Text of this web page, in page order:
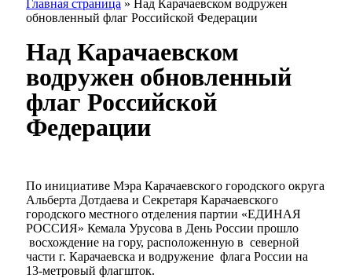
Главная страница » Над Карачаевском водружен
обновленный флаг Российской Федерации
Над Карачаевском
водружен обновленный
флаг Российской
Федерации
По инициативе Мэра Карачаевского городского округа
Альберта Дотдаева и Секретаря Карачаевского
городского местного отделения партии «ЕДИНАЯ
РОССИЯ» Кемала Урусова в День России прошло
восхождение на гору, расположенную в северной
части г. Карачаевска и водружение флага России на
13-метровый флагшток.